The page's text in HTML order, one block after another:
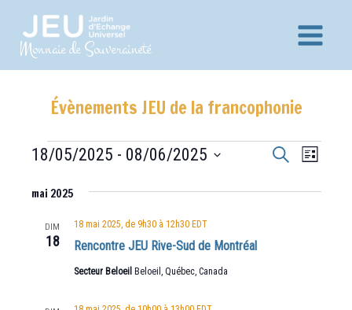
contenuMonnaie de Souveraineté
Main
Évènements JEU de la francophonie
Évènements Recherche
Recherche
vues
Liste
18/05/2025 - 08/06/2025
une
mai 2025
DIM
18 Rencontre JEU Rive-Sud de Montréal
18 mai 2025, de 9h30à 12h30 EDT
Secteur Beloeil Beloeil, Québec, Canada